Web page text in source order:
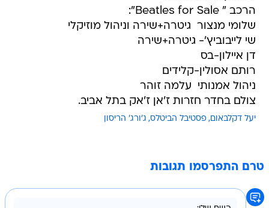
הרכב " Beatles for Sale":
שלומי מנצור  גיטרה+שירה וניהול מוזיקלי
שי לייבוביץ'- גיטרה+שירה
דן איילון-בס
רותם אסולין-קלידים
ניהול אמנותי  עלמה זוהר
צולם בחדר חזרות ז'אן ז'אק בתל אביב.
יעל דקלבאום פסטיבל הביטלס ג'ורג' הריסון
טרם התפרסמו תגובות